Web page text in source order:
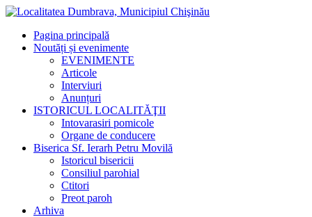
Pagina principală
Noutăți și evenimente
EVENIMENTE
Articole
Interviuri
Anunțuri
ISTORICUL LOCALITĂŢII
Intovarasiri pomicole
Organe de conducere
Biserica Sf. Ierarh Petru Movilă
Istoricul bisericii
Consiliul parohial
Ctitori
Preot paroh
Arhiva